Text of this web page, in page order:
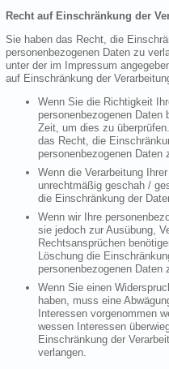
Recht auf Einschränkung der
Sie haben das Recht, die
personenbezogenen Daten zu
unter der im Impressum
auf Einschränkung der
Wenn Sie die Richtigkeit
personenbezogenen Daten
Zeit, um dies zu
das Recht, die
personenbezogenen Daten
Wenn die Verarbeitung
unrechtmäßig geschah /
die Einschränkung der
Wenn wir Ihre
sie jedoch zur Ausübung,
Rechtsansprüchen
Löschung die
personenbezogenen Daten
Wenn Sie einen
haben, muss eine
Interessen vorgenommen
wessen Interessen
Einschränkung der
verlangen.